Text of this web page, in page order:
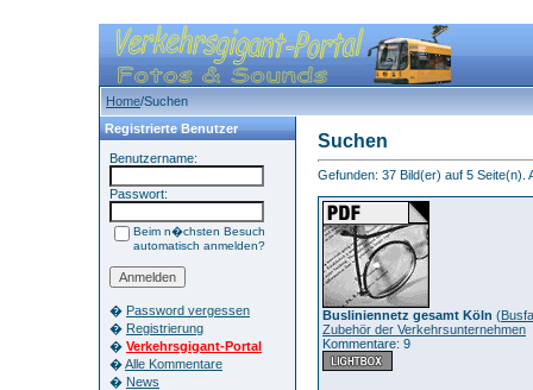
Home/Suchen
Registrierte Benutzer
Benutzername:
Passwort:
Beim n�chsten Besuch
automatisch anmelden?
� Password vergessen
� Registrierung
� Verkehrsgigant-Portal
�Alle Kommentare
� News
Suchen
Gefunden: 37 Bild(er) auf 5 Seite(n).
Busliniennetz gesamt Köln (
Zubehör der Verkehrsunternehmen
Kommentare: 9